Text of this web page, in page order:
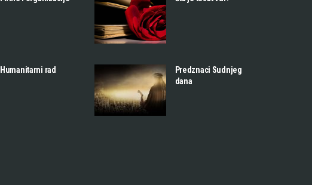
Humanitarni rad
Predznaci Sudnjeg
dana